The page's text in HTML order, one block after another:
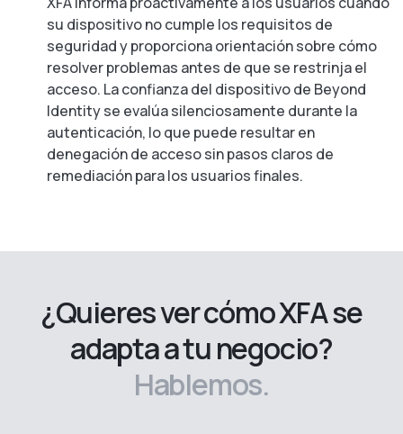
su dispositivo no cumple los requisitos de
seguridad y proporciona orientación sobre cómo
resolver problemas antes de que se restrinja el
acceso. La confianza del dispositivo de Beyond
Identity se evalúa silenciosamente durante la
autenticación, lo que puede resultar en
denegación de acceso sin pasos claros de
remediación para los usuarios finales.
¿Quieres ver cómo XFA se
adapta a tu negocio?
Hablemos.